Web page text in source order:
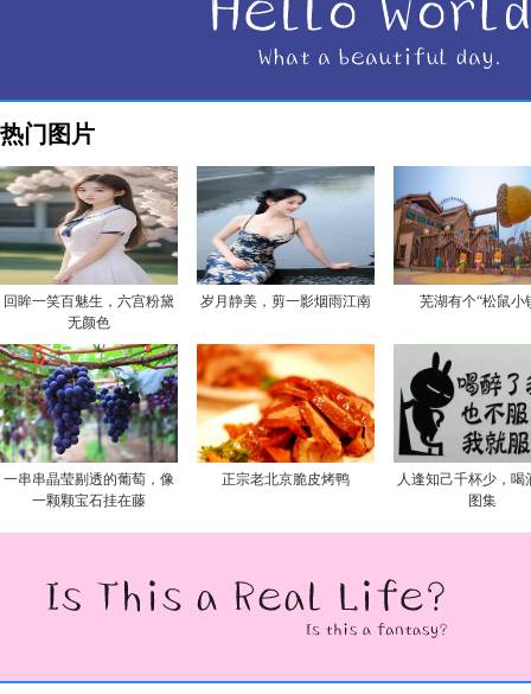
热门图片
回眸一笑百魅生，六宫粉黛
无颜色
岁月静美，剪一影烟雨江南 芜湖有个“松鼠小
一串串晶莹剔透的葡萄，像
一颗颗宝石挂在藤
正宗老北京脆皮烤鸭
人逢知己千杯少，喝
图集